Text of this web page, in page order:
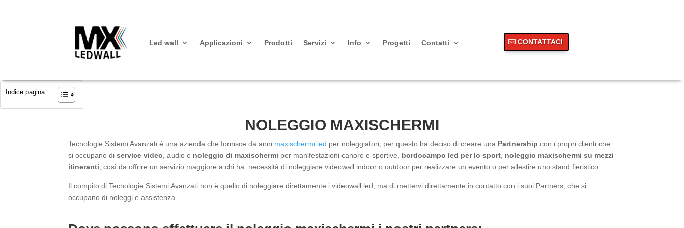
Led wall Applicazioni Prodotti Servizi Info Progetti Contatti CONTATTACI
Indice pagina
NOLEGGIO MAXISCHERMI
Tecnologie Sistemi Avanzati è una azienda che fornisce da anni maxischermi led per noleggiatori, per questo ha deciso di creare una Partnership con i propri clienti che
si occupano diservice video, audio e noleggio di maxischermi per manifestazioni canore e sportive, bordocampo led per lo sport, noleggio maxischermi su mezzi
itineranti, così da offrire un servizio maggiore a chi ha necessità di noleggiare videowall indoor o outdoor per realizzare un evento o per allestire uno stand fieristico.
Il compito di Tecnologie Sistemi Avanzati non è quello di noleggiare direttamente i videowall led, ma di mettervi direttamente in contatto con i suoi Partners, che si
occupano di noleggi e assistenza.